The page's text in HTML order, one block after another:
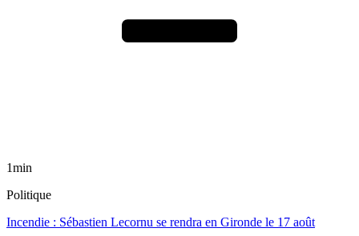
1min
Politique
Incendie : Sébastien Lecornu se rendra en Gironde le 17 août